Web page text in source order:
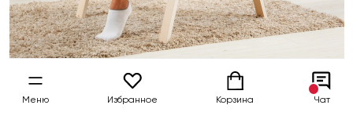
Меню Избранное Корзина Чат